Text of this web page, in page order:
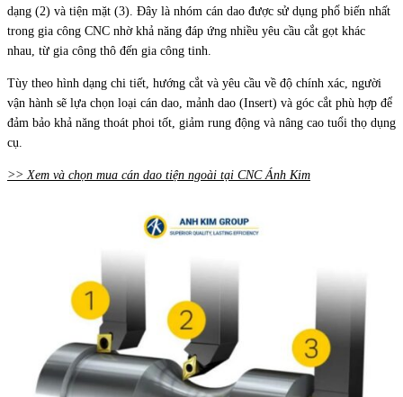
dạng (2) và tiện mặt (3). Đây là nhóm cán dao được sử dụng phổ biến nhất
trong gia công CNC nhờ khả năng đáp ứng nhiều yêu cầu cắt gọt khác
nhau, từ gia công thô đến gia công tinh.
Tùy theo hình dạng chi tiết, hướng cắt và yêu cầu về độ chính xác, người
vận hành sẽ lựa chọn loại cán dao, mảnh dao (Insert) và góc cắt phù hợp để
đảm bảo khả năng thoát phoi tốt, giảm rung động và nâng cao tuổi thọ dụng
cụ.
>> Xem và chọn mua cán dao tiện ngoài tại CNC Ánh Kim